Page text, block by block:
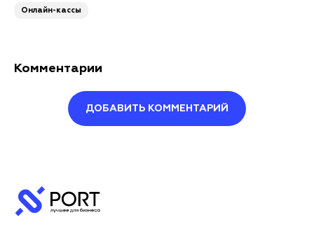
Онлайн-кассы
Комментарии
ДОБАВИТЬ КОММЕНТАРИЙ